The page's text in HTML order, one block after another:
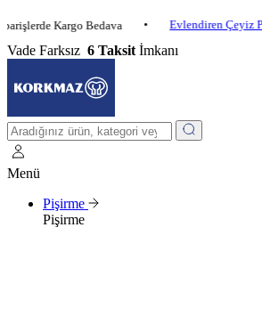
Kargo Bedava • Evlendiren Çeyiz Paketleri
Vade Farksız 6 Taksit İmkanı
Menü
Pişirme
Pişirme